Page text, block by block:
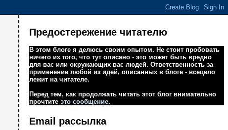
Предостережение читателю
В этом блоге я делюсь своим опытом. Не стоит пробовать
ничего из того, что тут описано - это может быть вредно
для вас или окружающих вас людей. Ответственность за
применение любой из идей, описанных в блоге - всецело
лежит на читателе.
Перед тем, как продолжать читать этот блог внимательно
прочтитеэто сообщение.
Email рассылка